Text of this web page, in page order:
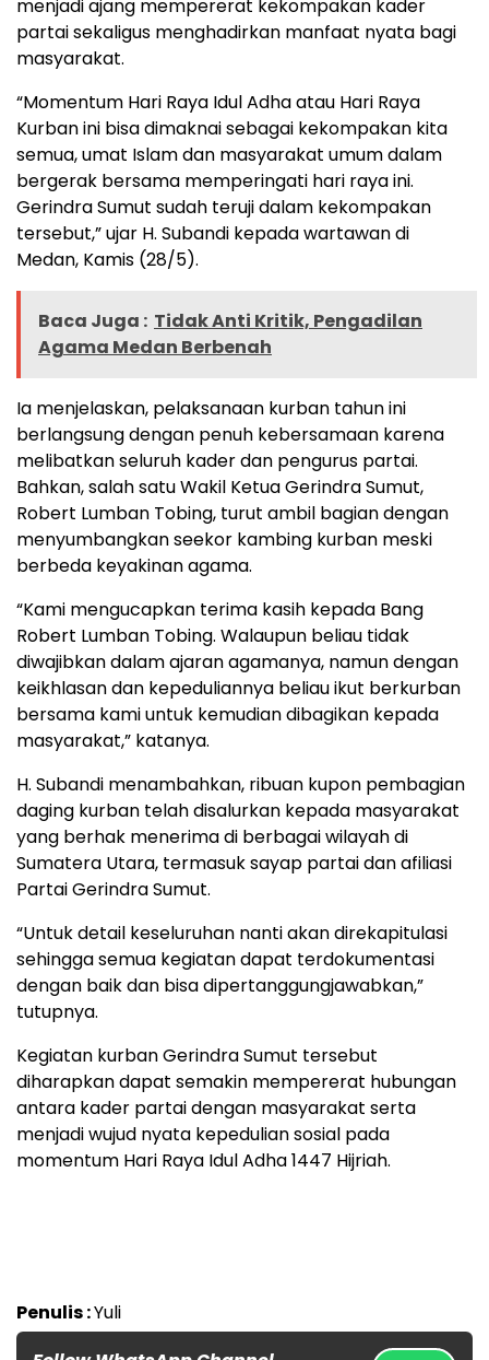
menjadi ajang mempererat kekompakan kader
partai sekaligus menghadirkan manfaat nyata bagi
masyarakat.
“Momentum Hari Raya Idul Adha atau Hari Raya
Kurban ini bisa dimaknai sebagai kekompakan kita
semua, umat Islam dan masyarakat umum dalam
bergerak bersama memperingati hari raya ini.
Gerindra Sumut sudah teruji dalam kekompakan
tersebut,” ujar H. Subandi kepada wartawan di
Medan, Kamis (28/5).
Baca Juga : Tidak Anti Kritik, Pengadilan
Agama Medan Berbenah
Ia menjelaskan, pelaksanaan kurban tahun ini
berlangsung dengan penuh kebersamaan karena
melibatkan seluruh kader dan pengurus partai.
Bahkan, salah satu Wakil Ketua Gerindra Sumut,
Robert Lumban Tobing, turut ambil bagian dengan
menyumbangkan seekor kambing kurban meski
berbeda keyakinan agama.
“Kami mengucapkan terima kasih kepada Bang
Robert Lumban Tobing. Walaupun beliau tidak
diwajibkan dalam ajaran agamanya, namun dengan
keikhlasan dan kepeduliannya beliau ikut berkurban
bersama kami untuk kemudian dibagikan kepada
masyarakat,” katanya.
H. Subandi menambahkan, ribuan kupon pembagian
daging kurban telah disalurkan kepada masyarakat
yang berhak menerima di berbagai wilayah di
Sumatera Utara, termasuk sayap partai dan afiliasi
Partai Gerindra Sumut.
“Untuk detail keseluruhan nanti akan direkapitulasi
sehingga semua kegiatan dapat terdokumentasi
dengan baik dan bisa dipertanggungjawabkan,”
tutupnya.
Kegiatan kurban Gerindra Sumut tersebut
diharapkan dapat semakin mempererat hubungan
antara kader partai dengan masyarakat serta
menjadi wujud nyata kepedulian sosial pada
momentum Hari Raya Idul Adha 1447 Hijriah.
Penulis :Yuli